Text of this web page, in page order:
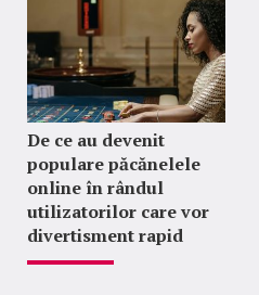
De ce au devenit
populare păcănelele
online în rândul
utilizatorilor care vor
divertisment rapid